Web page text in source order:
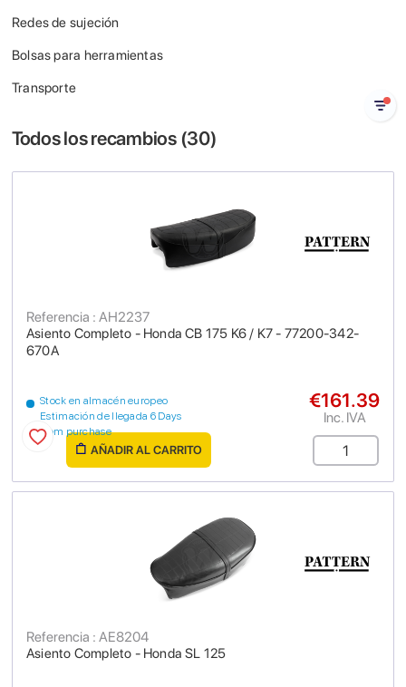
Redes de sujeción
Bolsas para herramientas
Transporte
Todos los recambios (30)
Asiento Completo - Honda CB 175 K6 / K7 - 77200-342-
670A
Referencia : AH2237
Stock en almacén europeo
Estimación de llegada 6 Days
from purchase
€161.39
Inc. IVA
AÑADIR AL CARRITO
Asiento Completo - Honda SL 125
Referencia : AE8204